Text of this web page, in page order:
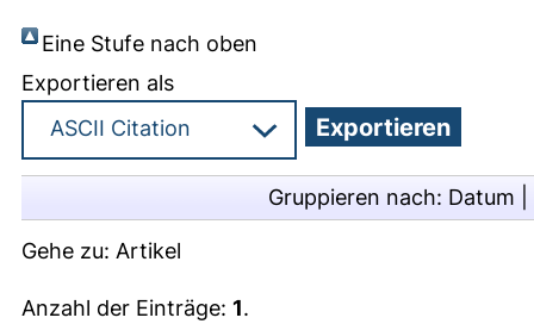
Eine Stufe nach oben
Exportieren als
Gruppieren nach: Datum
Gehe zu: Artikel
Anzahl der Einträge: 1.